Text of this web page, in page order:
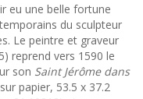
eu une belle fortune
du sculpteur
Le peintre et graveur
reprend vers 1590 le
son Saint Jérôme dans
papier, 53.5 x 37.2